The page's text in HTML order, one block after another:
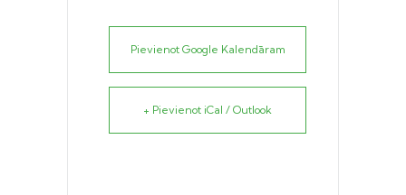
Pievienot Google Kalendāram
+ Pievienot iCal / Outlook